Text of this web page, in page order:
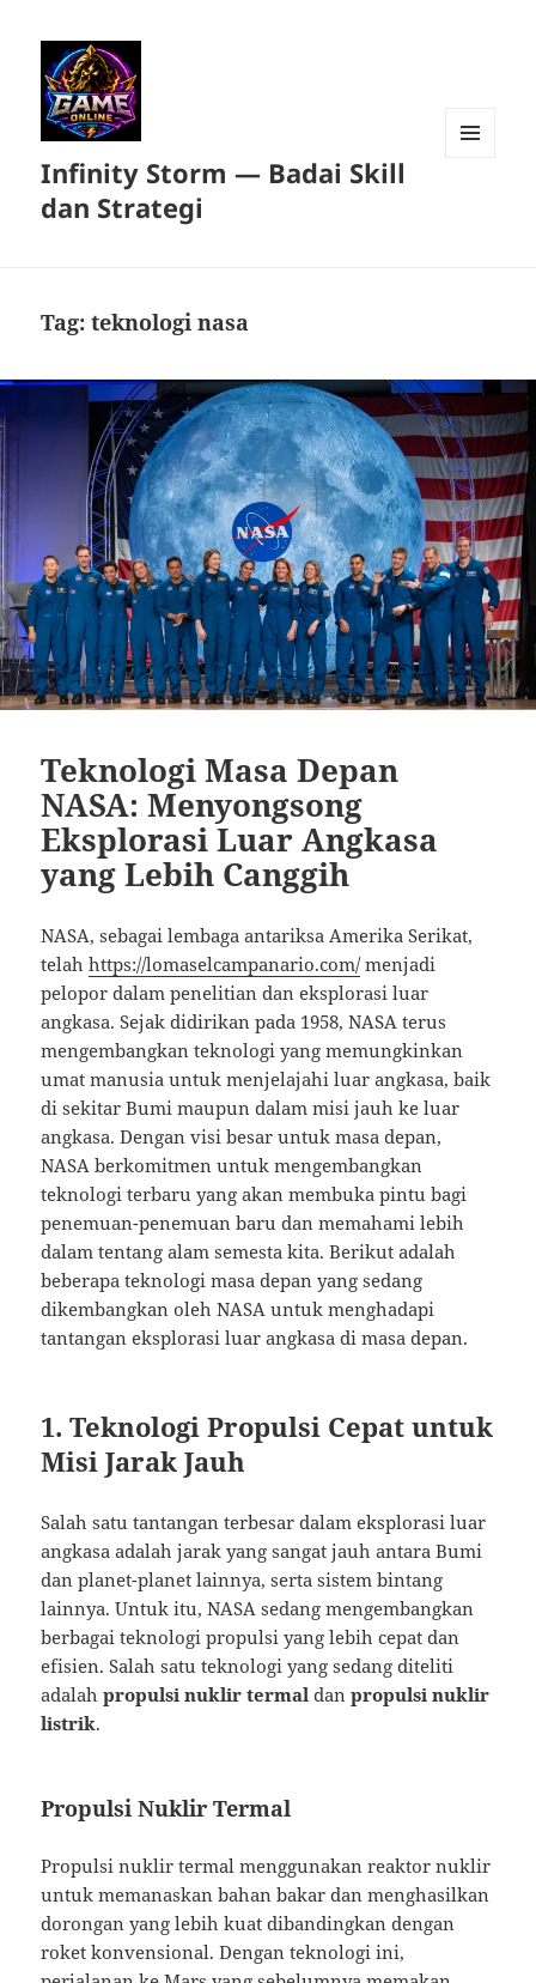
Infinity Storm — Badai Skill
dan Strategi
Tag:teknologi nasa
Teknologi Masa Depan
NASA: Menyongsong
Eksplorasi Luar Angkasa
yang Lebih Canggih
NASA, sebagai lembaga antariksa Amerika Serikat,
telahhttps://lomaselcampanario.com/menjadi
pelopor dalam penelitian dan eksplorasi luar
angkasa. Sejak didirikan pada 1958, NASA terus
mengembangkan teknologi yang memungkinkan
umat manusia untuk menjelajahi luar angkasa, baik
di sekitar Bumi maupun dalam misi jauh ke luar
angkasa. Dengan visi besar untuk masa depan,
NASA berkomitmen untuk mengembangkan
teknologi terbaru yang akan membuka pintu bagi
penemuan-penemuan baru dan memahami lebih
dalam tentang alam semesta kita. Berikut adalah
beberapa teknologi masa depan yang sedang
dikembangkan oleh NASA untuk menghadapi
tantangan eksplorasi luar angkasa di masa depan.
1. Teknologi Propulsi Cepat untuk
Misi Jarak Jauh
Salah satu tantangan terbesar dalam eksplorasi luar
angkasa adalah jarak yang sangat jauh antara Bumi
dan planet-planet lainnya, serta sistem bintang
lainnya. Untuk itu, NASA sedang mengembangkan
berbagai teknologi propulsi yang lebih cepat dan
efisien. Salah satu teknologi yang sedang diteliti
adalahpropulsi nuklir termal danpropulsi nuklir
listrik.
Propulsi Nuklir Termal
Propulsi nuklir termal menggunakan reaktor nuklir
untuk memanaskan bahan bakar dan menghasilkan
dorongan yang lebih kuat dibandingkan dengan
roket konvensional. Dengan teknologi ini,